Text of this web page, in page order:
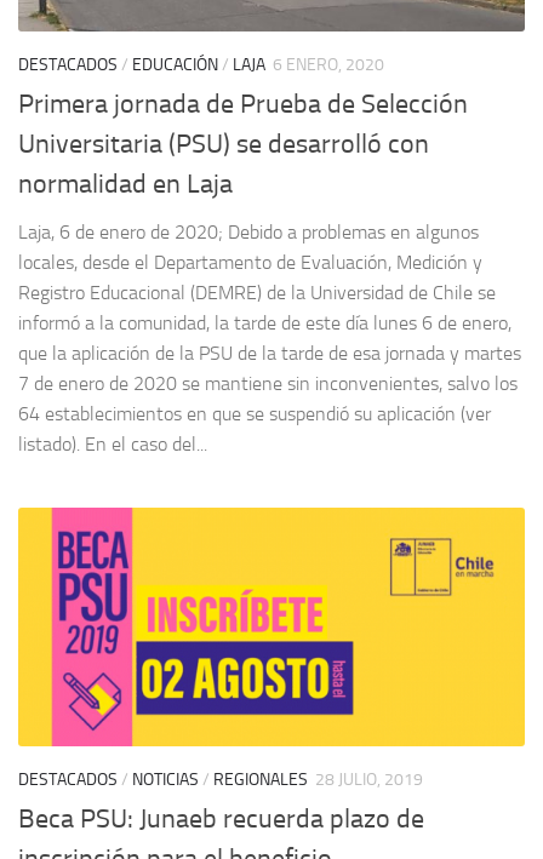
DESTACADOS / EDUCACIÓN/ LAJA 6 ENERO, 2020
Primera jornada de Prueba de Selección
Universitaria (PSU) se desarrolló con
normalidad en Laja
Laja, 6 de enero de 2020; Debido a problemas en algunos
locales, desde el Departamento de Evaluación, Medición y
Registro Educacional (DEMRE) de la Universidad de Chile se
informó a la comunidad, la tarde de este día lunes 6 de enero,
que la aplicación de la PSU de la tarde de esa jornada y martes
7 de enero de 2020 se mantiene sin inconvenientes, salvo los
64 establecimientos en que se suspendió su aplicación (ver
listado). En el caso del...
DESTACADOS / NOTICIAS / REGIONALES 28 JULIO, 2019
Beca PSU: Junaeb recuerda plazo de